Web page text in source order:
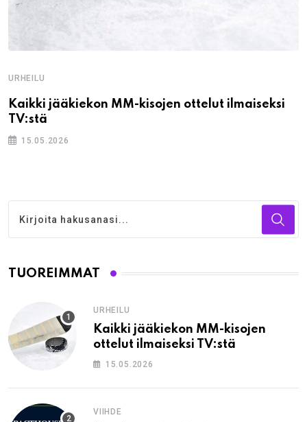
URHEILU
Kaikki jääkiekon MM-kisojen ottelut ilmaiseksi
TV:stä
15.05.2026
TUOREIMMAT
URHEILU
Kaikki jääkiekon MM-kisojen
ottelut ilmaiseksi TV:stä
15.05.2026
VIIHDE